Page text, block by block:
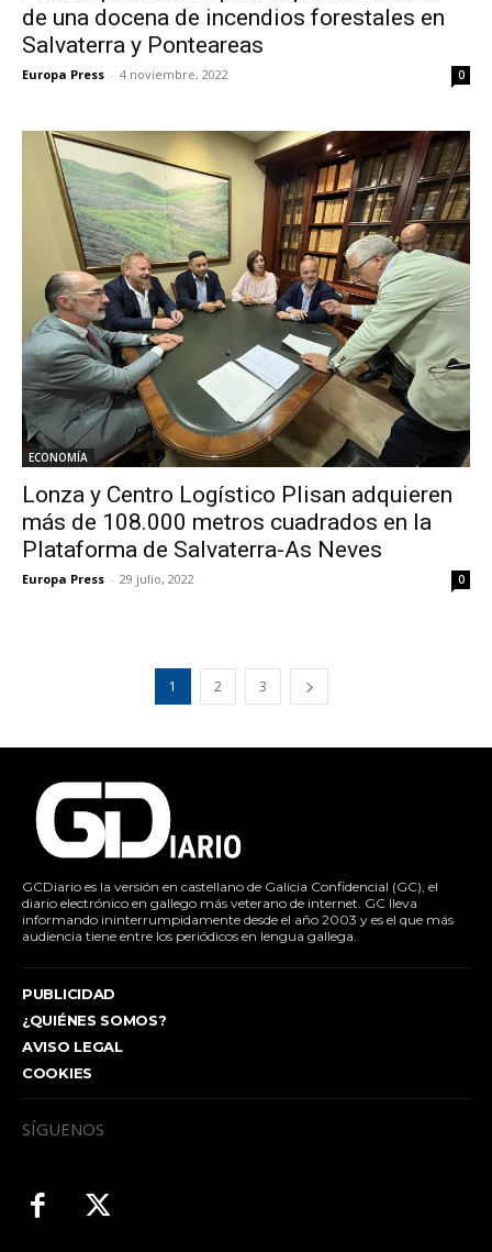
de una docena de incendios forestales en
Salvaterra y Ponteareas
Europa Press - 4 noviembre, 2022 0
ECONOMÍA
Lonza y Centro Logístico Plisan adquieren
más de 108.000 metros cuadrados en la
Plataforma de Salvaterra-As Neves
Europa Press - 29 julio, 2022 0
1 2 3
GCDiario es la versión en castellano de Galicia Confidencial (GC), el
diario electrónico en gallego más veterano de internet. GC lleva
informando ininterrumpidamente desde el año 2003 y es el que más
audiencia tiene entre los periódicos en lengua gallega.
PUBLICIDAD
¿QUIÉNES SOMOS?
AVISO LEGAL
COOKIES
SÍGUENOS